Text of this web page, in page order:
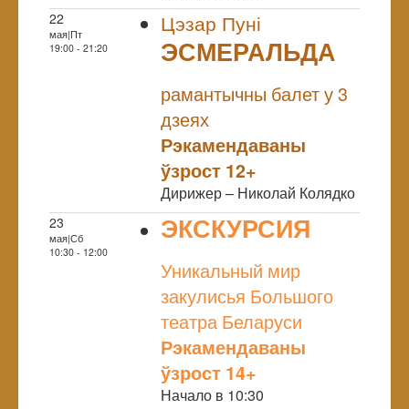
22
мая|Пт
19:00 - 21:20
Цэзар Пуні
ЭСМЕРАЛЬДА
рамантычны балет у 3
дзеях
Рэкамендаваны
ўзрост 12+
Дирижер – Николай Колядко
23
мая|Сб
10:30 - 12:00
ЭКСКУРСИЯ
Уникальный мир
закулисья Большого
театра Беларуси
Рэкамендаваны
ўзрост 14+
Начало в 10:30